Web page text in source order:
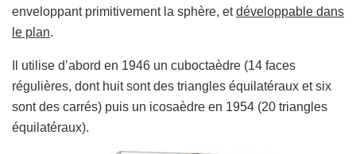
enveloppant primitivement la sphère, etdéveloppable dans
le plan.
Il utilise d’abord en 1946 un cuboctaèdre (14 faces
régulières, dont huit sont des triangles équilatéraux et six
sont des carrés) puis un icosaèdre en 1954 (20 triangles
équilatéraux).